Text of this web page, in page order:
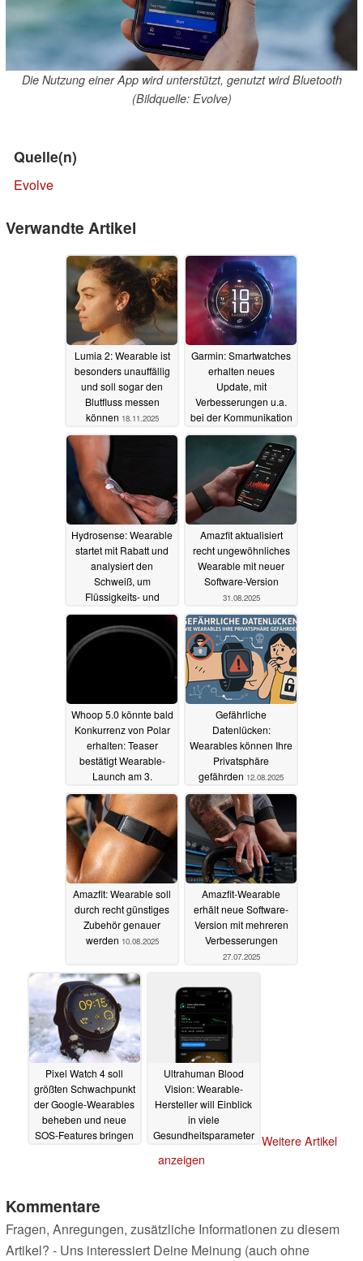
Die Nutzung einer App wird unterstützt, genutzt wird Bluetooth
(Bildquelle: Evolve)
Quelle(n)
Evolve
Verwandte Artikel
Lumia 2: Wearable ist
besonders unauffällig
und soll sogar den
Blutfluss messen
können 18.11.2025
Garmin: Smartwatches
erhalten neues
Update, mit
Verbesserungen u.a.
bei der Kommunikation
20.09.2025
Hydrosense: Wearable
startet mit Rabatt und
analysiert den
Schweiß, um
Flüssigkeits- und
Elektrolyt-Verlust zu
messen13.09.2025
Amazfit aktualisiert
recht ungewöhnliches
Wearable mit neuer
Software-Version
31.08.2025
Whoop 5.0 könnte bald
Konkurrenz von Polar
erhalten: Teaser
bestätigt Wearable-
Launch am 3.
September12.08.2025
Gefährliche
Datenlücken:
Wearables können Ihre
Privatsphäre
gefährden 12.08.2025
Amazfit: Wearable soll
durch recht günstiges
Zubehör genauer
werden 10.08.2025
Amazfit-Wearable
erhält neue Software-
Version mit mehreren
Verbesserungen
27.07.2025
Pixel Watch 4 soll
größten Schwachpunkt
der Google-Wearables
beheben und neue
SOS-Features bringen
Ultrahuman Blood
Vision: Wearable-
Hersteller will Einblick
in viele
Gesundheitsparameter
Bluttests
Weitere Artikel
anzeigen
Kommentare
Fragen, Anregungen, zusätzliche Informationen zu diesem
Artikel? - Uns interessiert Deine Meinung (auch ohne